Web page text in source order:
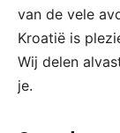
van de vele
Kroatië is
Wij delen
je.